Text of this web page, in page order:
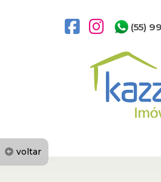
(55)
voltar